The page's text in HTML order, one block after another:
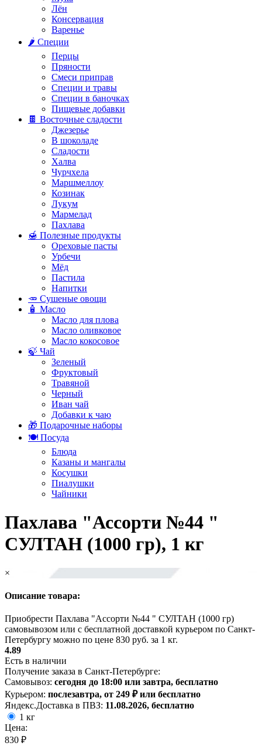
Лён
Консервация
Варенье
🌶️ Специи
Перцы
Пряности
Смеси приправ
Специи и травы
Специи в баночках
Пищевые добавки
🍫 Восточные сладости
Джезерье
В шоколаде
Сладости
Халва
Чурчхела
Маршмеллоу
Козинак
Лукум
Мармелад
Пахлава
🍯 Полезные продукты
Ореховые пасты
Урбечи
Мёд
Пастила
Напитки
🥕 Сушеные овощи
🧴 Масло
Масло для плова
Масло оливковое
Масло кокосовое
🍃 Чай
Зеленый
Фруктовый
Травяной
Черный
Иван чай
Добавки к чаю
🎁 Подарочные наборы
🍽️ Посуда
Блюда
Казаны и мангалы
Косушки
Пиалушки
Чайники
Пахлава "Ассорти №44 "
СУЛТАН (1000 гр), 1 кг
×
Описание товара:
Приобрести Пахлава "Ассорти №44 " СУЛТАН (1000 гр)
самовывозом или с бесплатной доставкой курьером по Санкт-
Петербургу можно по цене 830 руб. за 1 кг.
4.89
Есть в наличии
Получение заказа в Санкт-Петербурге:
Самовывоз: сегодня до 18:00 или завтра, бесплатно
Курьером: послезавтра, от 249 ₽ или бесплатно
Яндекс.Доставка в ПВЗ: 11.08.2026, бесплатно
1 кг
Цена:
830 ₽